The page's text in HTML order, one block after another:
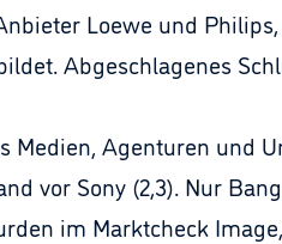
Loewe und
Abgeschlagenes
Medien, Agenturen und
vor Sony (2,3). Nur
im Marktcheck